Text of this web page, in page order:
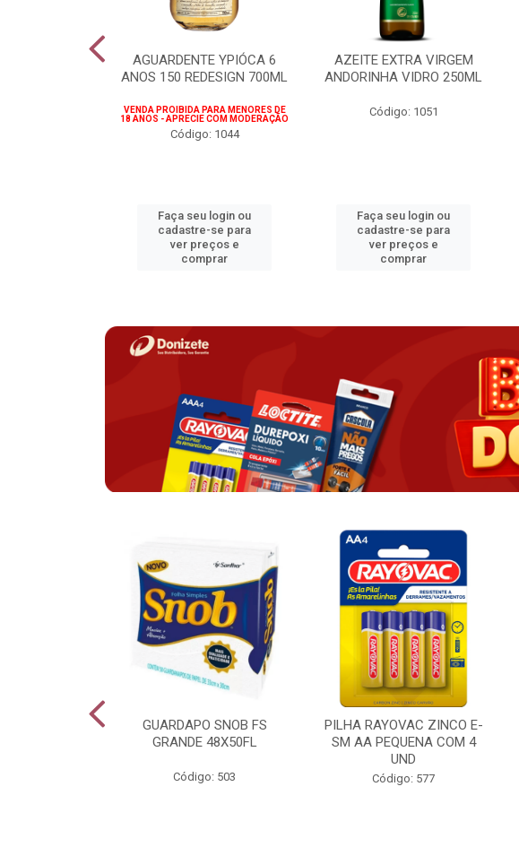
AGUARDENTE YPIÓCA 6
ANOS 150 REDESIGN 700ML
VENDA PROIBIDA PARA MENORES DE
18 ANOS - APRECIE COM MODERAÇÃO
Código: 1044
Faça seu login ou
cadastre-se para
ver preços e
comprar
AZEITE EXTRA VIRGEM
ANDORINHA VIDRO 250ML
Código: 1051
Faça seu login ou
cadastre-se para
ver preços e
comprar
GUARDAPO SNOB FS
GRANDE 48X50FL
Código: 503
PILHA RAYOVAC ZINCO E-
SM AA PEQUENA COM 4
UND
Código: 577